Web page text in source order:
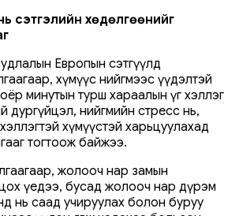
сэтгэлийн хөдөлгөөнийг
Европын сэтгүүлд
хүмүүс нийгмээс үүдэлтэй
минутын турш хараалын үг хэллэг
дургүйцэл, нийгмийн стресс нь,
хүмүүстэй харьцуулахад
тогтоож байжээ.
жолооч нар замын
үедээ, бусад жолооч нар дүрэм
нь саад учируулах болон буруу